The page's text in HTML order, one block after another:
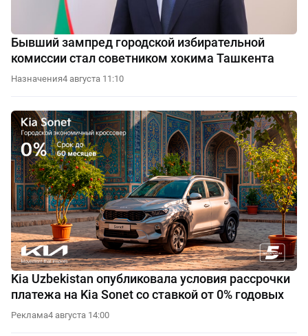
Бывший зампред городской избирательной
комиссии стал советником хокима Ташкента
Назначения4 августа 11:10
Kia Uzbekistan опубликовала условия рассрочки
платежа на Kia Sonet со ставкой от 0% годовых
Реклама4 августа 14:00